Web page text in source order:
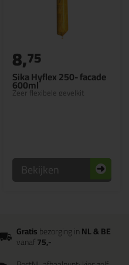
Sika Hyflex 250- facade
600ml
Zeer flexibele gevelkit
8,75
Bekijken
Gratisbezorging inNL & BE
vanaf75,-